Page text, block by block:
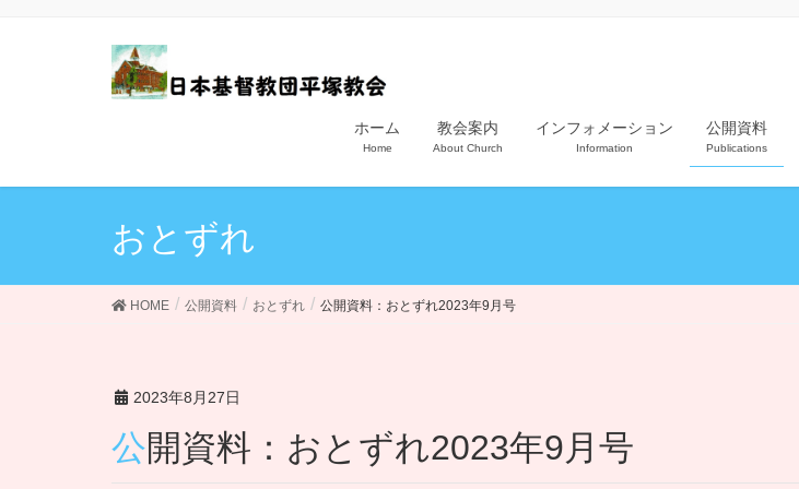
ホーム
Home
教会案内
About Church
インフォメーション
Information
公開資料
Publications
おとずれ
HOME 公開資料 おとずれ 公開資料：おとずれ2023年9月号
2023年8月27日
公開資料：おとずれ2023年9月号